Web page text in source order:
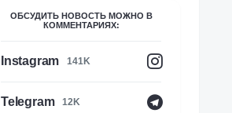
ОБСУДИТЬ НОВОСТЬ МОЖНО В
КОММЕНТАРИЯХ:
Instagram 141K
Telegram 12K